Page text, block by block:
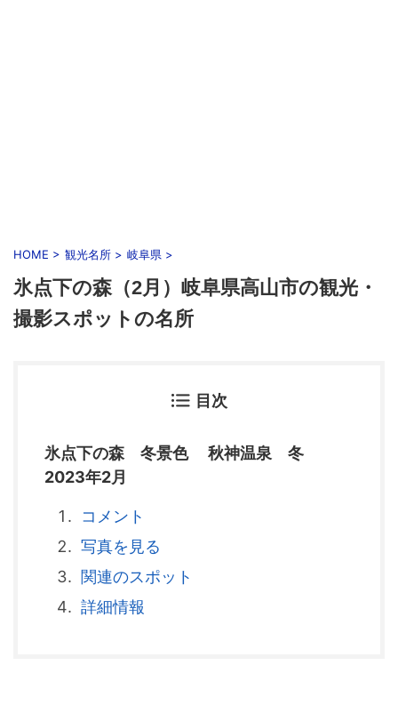
HOME > 観光名所 > 岐阜県 >
氷点下の森（2月）岐阜県高山市の観光・
撮影スポットの名所
目次
氷点下の森 冬景色 秋神温泉 冬
2023年2月
コメント
写真を見る
関連のスポット
詳細情報